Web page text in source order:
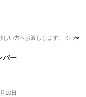
い方へお渡しします。 シャ
レー缶
ー
10日